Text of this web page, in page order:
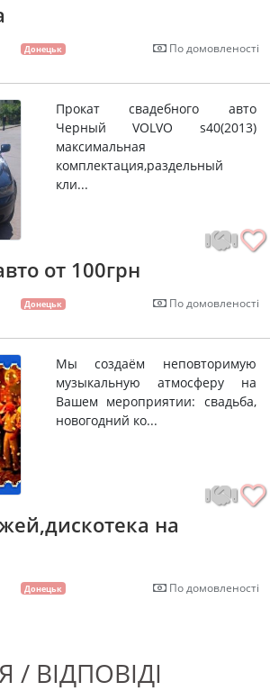
Донецьк По домовленості
Прокат свадебного авто
Черный VOLVO s40(2013)
максимальная
комплектация,раздельный
кли...
от 100грн
Донецьк По домовленості
Мы создаём неповторимую
музыкальную атмосферу на
Вашем мероприятии: свадьба,
новогодний ко...
на
Донецьк По домовленості
ВІДПОВІДІ